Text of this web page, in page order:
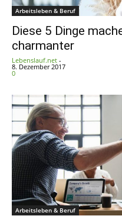
Arbeitsleben & Beruf
Diese 5 Dinge
charmanter
Lebenslauf.net -
8. Dezember 2017
0
Arbeitsleben & Beruf